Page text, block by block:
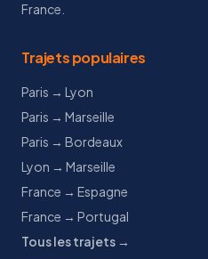
France.
Trajets populaires
Paris → Lyon
Paris → Marseille
Paris → Bordeaux
Lyon → Marseille
France → Espagne
France → Portugal
Tous les trajets →